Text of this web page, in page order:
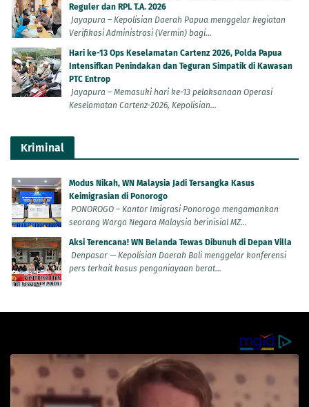
Reguler dan RPL T.A. 2026
Jayapura – Kepolisian Daerah Papua menggelar kegiatan
Verifikasi Administrasi (Vermin) bagi...
Hari ke-13 Ops Keselamatan Cartenz 2026, Polda Papua
Intensifkan Penindakan dan Teguran Simpatik di Kawasan
PTC Entrop
Jayapura – Memasuki hari ke-13 pelaksanaan Operasi
Keselamatan Cartenz-2026, Kepolisian...
Kriminal
Modus Nikah, WN Malaysia Jadi Tersangka Kasus
Keimigrasian di Ponorogo
PONOROGO – Kantor Imigrasi Ponorogo mengamankan
seorang Warga Negara Malaysia berinisial MZ...
Aksi Terencana! WN Belanda Tewas Dibunuh di Depan Villa
Denpasar — Kepolisian Daerah Bali menggelar konferensi
pers terkait kasus penganiayaan berat...